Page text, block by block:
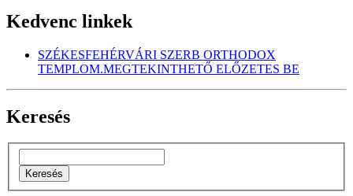
Kedvenc linkek
SZÉKESFEHÉRVÁRI SZERB ORTHODOX
TEMPLOM.MEGTEKINTHETŐ ELŐZETES BE
Keresés